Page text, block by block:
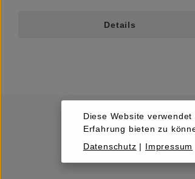
Details
Diese Website
Erfahrung bieten zu
Datenschutz | Impressum